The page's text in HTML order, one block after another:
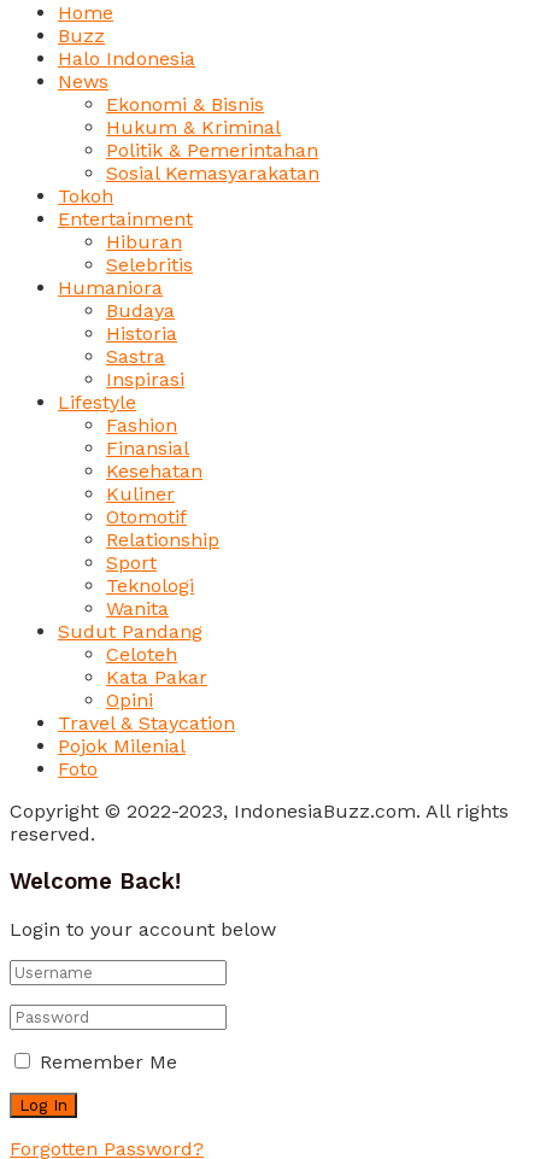
Home
Buzz
Halo Indonesia
News
Ekonomi & Bisnis
Hukum & Kriminal
Politik & Pemerintahan
Sosial Kemasyarakatan
Tokoh
Entertainment
Hiburan
Selebritis
Humaniora
Budaya
Historia
Sastra
Inspirasi
Lifestyle
Fashion
Finansial
Kesehatan
Kuliner
Otomotif
Relationship
Sport
Teknologi
Wanita
Sudut Pandang
Celoteh
Kata Pakar
Opini
Travel & Staycation
Pojok Milenial
Foto
Copyright © 2022-2023, IndonesiaBuzz.com. All rights
reserved.
Welcome Back!
Login to your account below
Remember Me
Forgotten Password?